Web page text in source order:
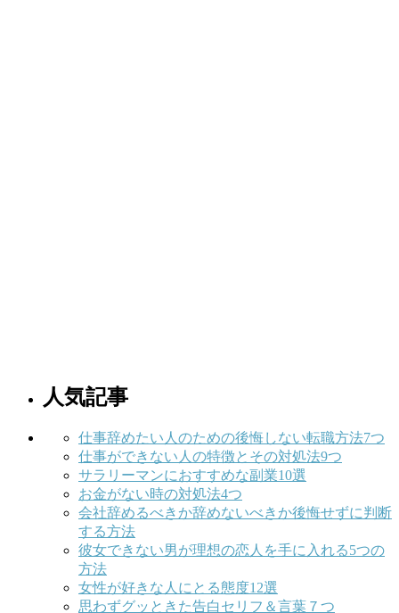
人気記事
仕事辞めたい人のための後悔しない転職方法7つ
仕事ができない人の特徴とその対処法9つ
サラリーマンにおすすめな副業10選
お金がない時の対処法4つ
会社辞めるべきか辞めないべきか後悔せずに判断
する方法
彼女できない男が理想の恋人を手に入れる5つの
方法
女性が好きな人にとる態度12選
思わずグッときた告白セリフ＆言葉７つ